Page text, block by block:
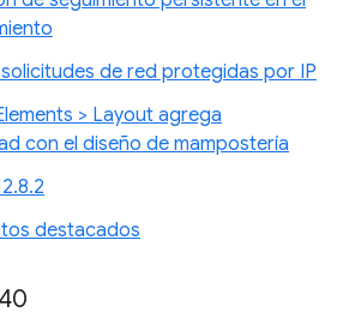
de red protegidas por IP
> Layout agrega
con el diseño de mampostería
destacados